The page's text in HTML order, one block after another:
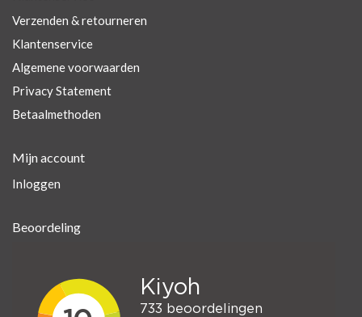
Verzenden & retourneren
Klantenservice
Algemene voorwaarden
Privacy Statement
Betaalmethoden
Mijn account
Inloggen
Beoordeling